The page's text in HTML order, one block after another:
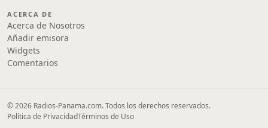
ACERCA DE
Acerca de Nosotros
Añadir emisora
Widgets
Comentarios
© 2026 Radios-Panama.com. Todos los derechos reservados.
Política de PrivacidadTérminos de Uso